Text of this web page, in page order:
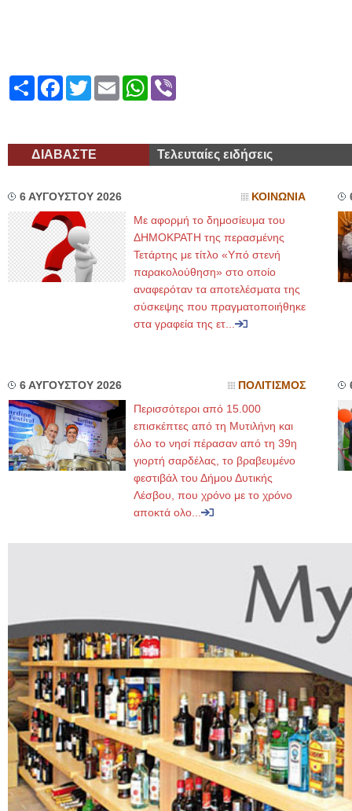
ShareFacebook
TwitterEmailWhatsApp
ΔΙΑΒΑΣΤΕ Τελευταίες ειδήσεις
6 ΑΥΓΟΥΣΤΟΥ 2026 ΚΟΙΝΩΝΙΑ
Με αφορμή το δημοσίευμα του
ΔΗΜΟΚΡΑΤΗ της περασμένης
Τετάρτης με τίτλο «Υπό στενή
παρακολούθηση» στο οποίο
αναφερόταν τα αποτελέσματα της
σύσκεψης που πραγματοποιήθηκε
στα γραφεία της ετ...
6 ΑΥΓΟΥΣΤΟΥ 2026 ΠΟΛΙΤΙΣΜΟΣ
Περισσότεροι από 15.000
επισκέπτες από τη Μυτιλήνη και
όλο το νησί πέρασαν από τη 39η
γιορτή σαρδέλας, το βραβευμένο
φεστιβάλ του Δήμου Δυτικής
Λέσβου, που χρόνο με το χρόνο
αποκτά ολο...